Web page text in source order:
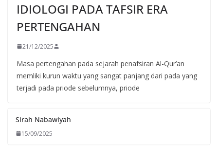
IDIOLOGI PADA TAFSIR ERA
PERTENGAHAN
21/12/2025
Masa pertengahan pada sejarah penafsiran Al-Qur’an
memliki kurun waktu yang sangat panjang dari pada yang
terjadi pada priode sebelumnya, priode
Sirah Nabawiyah
15/09/2025